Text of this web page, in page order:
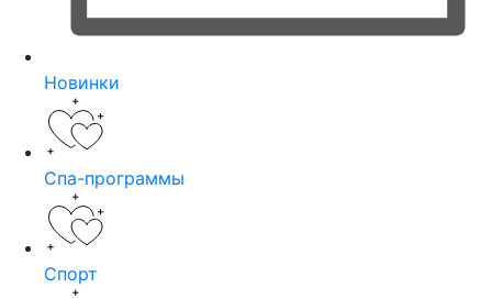
Новинки
Спа-программы
Спорт